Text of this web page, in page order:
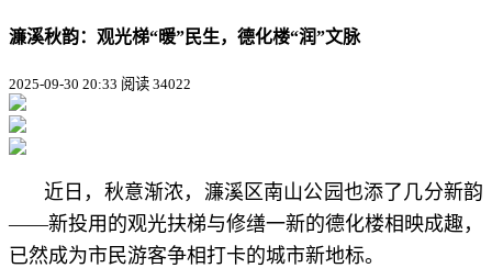
濂溪秋韵：观光梯“暖”民生，德化楼“润”文脉
2025-09-30 20:33 阅读 34022
近日，秋意渐浓，濂溪区南山公园也添了几分新韵
——新投用的观光扶梯与修缮一新的德化楼相映成趣，
已然成为市民游客争相打卡的城市新地标。